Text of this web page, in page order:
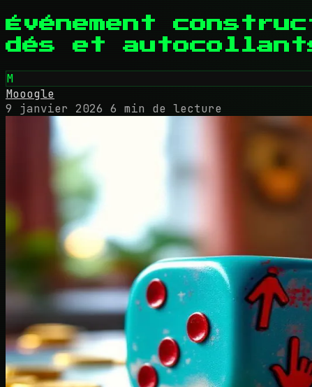
Événement
dés et
M
Mooogle
9 janvier 2026 6 min de lecture